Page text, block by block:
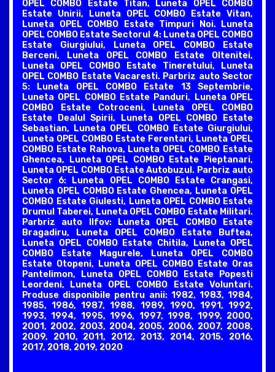
OPEL COMBO Estate Titan, Luneta OPEL COMBO
Estate Unirii, Luneta OPEL COMBO Estate Vitan,
Luneta OPEL COMBO Estate Timpuri Noi. Luneta
OPEL COMBO Estate Sectorul 4: Luneta OPEL COMBO
Estate Giurgiului, Luneta OPEL COMBO Estate
Berceni, Luneta OPEL COMBO Estate Oltenitei,
Luneta OPEL COMBO Estate Tineretului, Luneta
OPEL COMBO Estate Vacaresti. Parbriz auto Sector
5: Luneta OPEL COMBO Estate 13 Septembrie,
Luneta OPEL COMBO Estate Panduri, Luneta OPEL
COMBO Estate Cotroceni, Luneta OPEL COMBO
Estate Dealul Spirii, Luneta OPEL COMBO Estate
Sebastian, Luneta OPEL COMBO Estate Giurgiului,
Luneta OPEL COMBO Estate Ferentari, Luneta OPEL
COMBO Estate Rahova, Luneta OPEL COMBO Estate
Ghencea, Luneta OPEL COMBO Estate Pieptanari,
Luneta OPEL COMBO Estate Autobuzul. Parbriz auto
Sector 6: Luneta OPEL COMBO Estate Crangasi,
Luneta OPEL COMBO Estate Ghencea, Luneta OPEL
COMBO Estate Giulesti, Luneta OPEL COMBO Estate
Drumul Taberei, Luneta OPEL COMBO Estate Militari.
Parbriz auto Ilfov: Luneta OPEL COMBO Estate
Bragadiru, Luneta OPEL COMBO Estate Buftea,
Luneta OPEL COMBO Estate Chitila, Luneta OPEL
COMBO Estate Magurele, Luneta OPEL COMBO
Estate Otopeni, Luneta OPEL COMBO Estate Oras
Pantelimon, Luneta OPEL COMBO Estate Popesti
Leordeni, Luneta OPEL COMBO Estate Voluntari.
Produse disponibile pentru anii: 1982, 1983, 1984,
1985, 1986, 1987, 1988, 1989, 1990, 1991, 1992,
1993, 1994, 1995, 1996, 1997, 1998, 1999, 2000,
2001, 2002, 2003, 2004, 2005, 2006, 2007, 2008,
2009, 2010, 2011, 2012, 2013, 2014, 2015, 2016,
2017, 2018, 2019, 2020